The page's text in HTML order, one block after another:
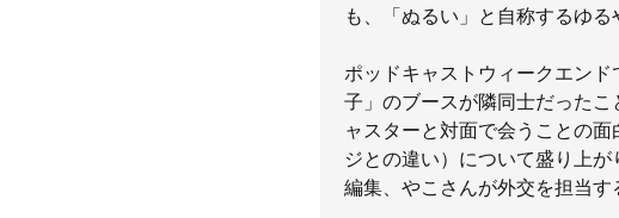
も、「ぬるい」と自称するゆる
ポッドキャストウィークエン
子」のブースが隣同士だった
ャスターと対面で会うことの
ジとの違い）について盛り上
編集、やこさんが外交を担当す